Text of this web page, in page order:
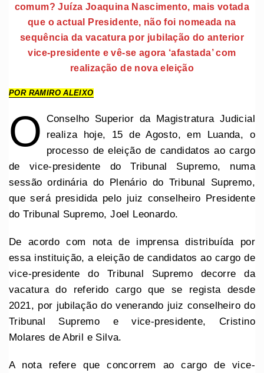
comum? Juíza Joaquina Nascimento, mais votada
que o actual Presidente, não foi nomeada na
sequência da vacatura por jubilação do anterior
vice-presidente e vê-se agora ‘afastada’ com
realização de nova eleição
POR RAMIRO ALEIXO
O Conselho Superior da Magistratura Judicial
realiza hoje, 15 de Agosto, em Luanda, o
processo de eleição de candidatos ao cargo
de vice-presidente do Tribunal Supremo, numa
sessão ordinária do Plenário do Tribunal Supremo,
que será presidida pelo juiz conselheiro Presidente
do Tribunal Supremo, Joel Leonardo.
De acordo com nota de imprensa distribuída por
essa instituição, a eleição de candidatos ao cargo de
vice-presidente do Tribunal Supremo decorre da
vacatura do referido cargo que se regista desde
2021, por jubilação do venerando juiz conselheiro do
Tribunal Supremo e vice-presidente, Cristino
Molares de Abril e Silva.
A nota refere que concorrem ao cargo de vice-